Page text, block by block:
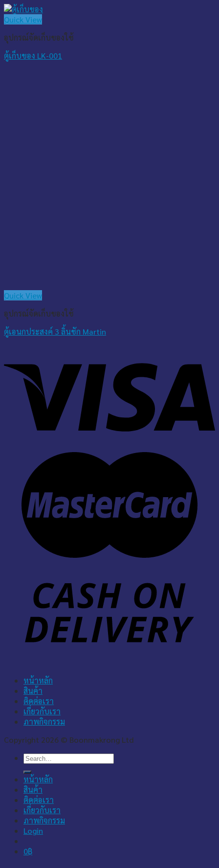
Quick View
อุปกรณ์จัดเก็บของใช้
ตู้เก็บของ LK-001
Quick View
อุปกรณ์จัดเก็บของใช้
ตู้เอนกประสงค์ 3 ลิ้นชัก Martin
หน้าหลัก
สินค้า
ติดต่อเรา
เกี่ยวกับเรา
ภาพกิจกรรม
Copyright 2026 © Boonmakrong Ltd
Search
หน้าหลัก
สินค้า
ติดต่อเรา
เกี่ยวกับเรา
ภาพกิจกรรม
Login
0฿